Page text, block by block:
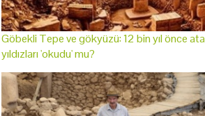
Göbekli Tepe ve gökyüzü: 12 bin yıl önce
yıldızları 'okudu' mu?